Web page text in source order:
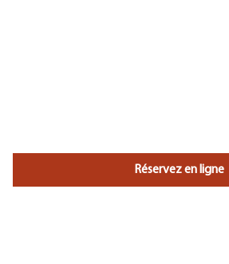
Réservez en ligne